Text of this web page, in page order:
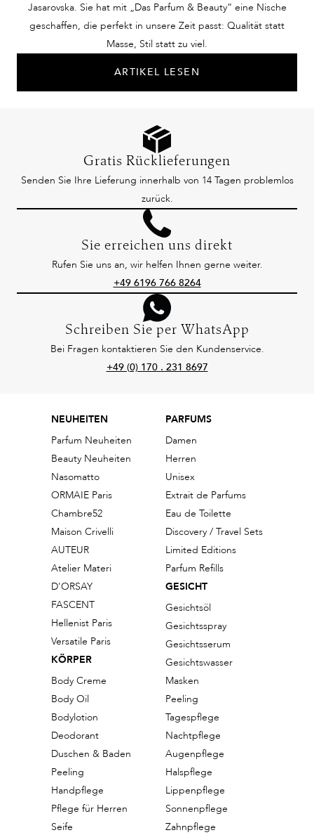
Jasarovska. Sie hat mit „Das Parfum & Beauty“ eine Nische
geschaffen, die perfekt in unsere Zeit passt: Qualität statt
Masse, Stil statt zu viel.
ARTIKEL LESEN
Gratis Rücklieferungen
Senden Sie Ihre Lieferung innerhalb von 14 Tagen problemlos
zurück.
Sie erreichen uns direkt
Rufen Sie uns an, wir helfen Ihnen gerne weiter.
+49 6196 766 8264
Schreiben Sie per WhatsApp
Bei Fragen kontaktieren Sie den Kundenservice.
+49 (0) 170 . 231 8697
NEUHEITEN
Parfum Neuheiten
Beauty Neuheiten
Nasomatto
ORMAIE Paris
Chambre52
Maison Crivelli
AUTEUR
Atelier Materi
D'ORSAY
FASCENT
Hellenist Paris
Versatile Paris
KÖRPER
Body Creme
Body Oil
Bodylotion
Deodorant
Duschen & Baden
Peeling
Handpflege
Pflege für Herren
Seife
PARFUMS
Damen
Herren
Unisex
Extrait de Parfums
Eau de Toilette
Discovery / Travel Sets
Limited Editions
Parfum Refills
GESICHT
Gesichtsöl
Gesichtsspray
Gesichtsserum
Gesichtswasser
Masken
Peeling
Tagespflege
Nachtpflege
Augenpflege
Halspflege
Lippenpflege
Sonnenpflege
Zahnpflege